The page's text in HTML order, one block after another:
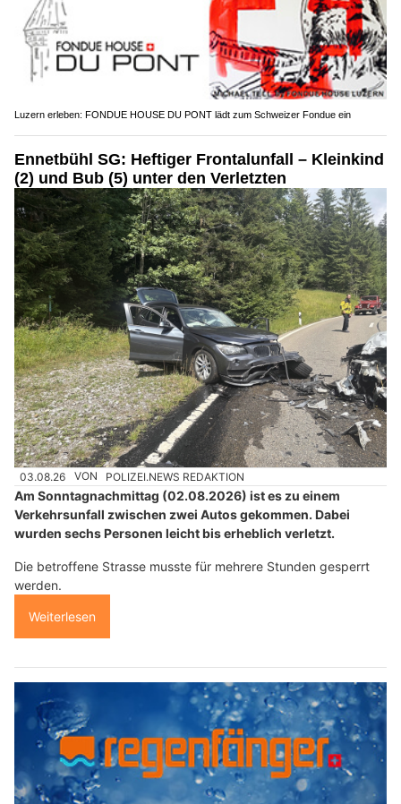
Luzern erleben: FONDUE HOUSE DU PONT lädt zum Schweizer Fondue ein
Ennetbühl SG: Heftiger Frontalunfall – Kleinkind
(2) und Bub (5) unter den Verletzten
03.08.26 VON POLIZEI.NEWS REDAKTION
Am Sonntagnachmittag (02.08.2026) ist es zu einem
Verkehrsunfall zwischen zwei Autos gekommen. Dabei
wurden sechs Personen leicht bis erheblich verletzt.
Die betroffene Strasse musste für mehrere Stunden gesperrt
werden.
Weiterlesen